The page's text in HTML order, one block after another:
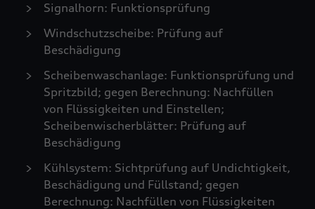
Signalhorn: Funktionsprüfung
Windschutzscheibe: Prüfung auf
Beschädigung
Scheibenwaschanlage: Funktionsprüfung und
Spritzbild; gegen Berechnung: Nachfüllen
von Flüssigkeiten und Einstellen;
Scheibenwischerblätter: Prüfung auf
Beschädigung
Kühlsystem: Sichtprüfung auf Undichtigkeit,
Beschädigung und Füllstand; gegen
Berechnung: Nachfüllen von Flüssigkeiten